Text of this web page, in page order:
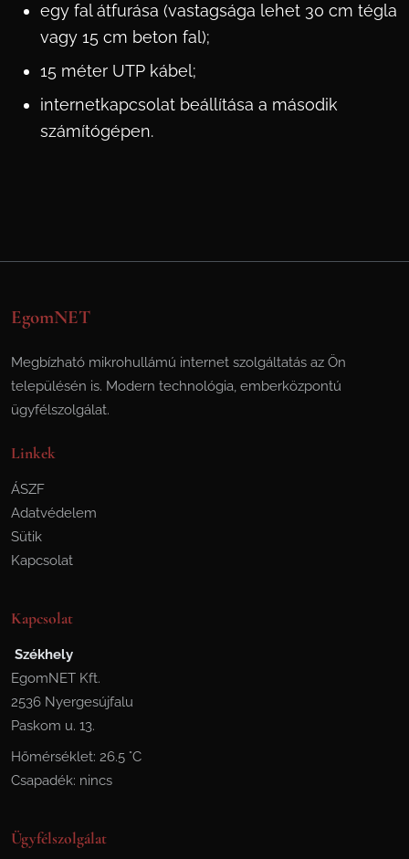
egy fal átfurása (vastagsága lehet 30 cm tégla
vagy 15 cm beton fal);
15 méter UTP kábel;
internetkapcsolat beállítása a második
számítógépen.
EgomNET
Megbízható mikrohullámú internet szolgáltatás az Ön
településén is. Modern technológia, emberközpontú
ügyfélszolgálat.
Linkek
ÁSZF
Adatvédelem
Sütik
Kapcsolat
Kapcsolat
Székhely
EgomNET Kft.
2536 Nyergesújfalu
Paskom u. 13.
Hőmérséklet: 26.5 °C
Csapadék: nincs
Ügyfélszolgálat